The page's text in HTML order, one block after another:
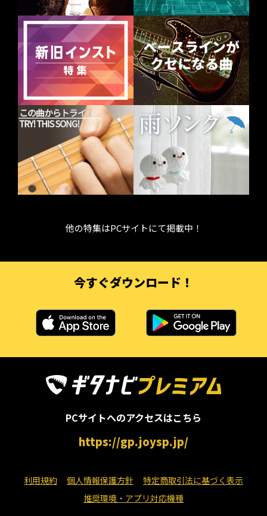
他の特集はPCサイトにて掲載中！
今すぐダウンロード！
PCサイトへのアクセスはこちら
https://gp.joysp.jp/
利用規約 個人情報保護方針
特定商取引法に基づく表示
推奨環境・アプリ対応機種